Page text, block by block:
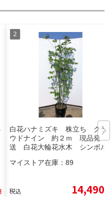
白花ハナミズキ 株立ち クラ
ウドナイン 約２ｍ 現品発
送 白花大輪花水木 シンボル
料
マイストア在庫： 89
税込 14,490